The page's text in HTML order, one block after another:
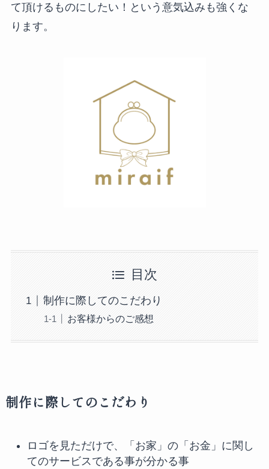
て頂けるものにしたい！という意気込みも強くな
ります。
目次
制作に際してのこだわり
お客様からのご感想
制作に際してのこだわり
ロゴを見ただけで、「お家」の「お金」に関し
てのサービスである事が分かる事